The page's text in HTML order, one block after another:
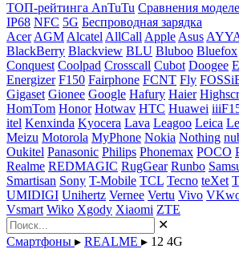
ТОП-рейтинга AnTuTu Сравнения
IP68 NFC 5G Беспроводная зарядка
Acer AGM Alcatel AllCall Apple Asus
BlackBerry Blackview BLU Bluboo Bluefox
Conquest Coolpad Crosscall Cubot Doogee
Energizer F150 Fairphone FCNT Fly
Gigaset Gionee Google Hafury Haier
HomTom Honor Hotwav HTC Huawei
itel Kenxinda Kyocera Lava Leagoo Leica
Meizu Motorola MyPhone Nokia Nothing
Oukitel Panasonic Philips Phonemax POCO
Realme REDMAGIC RugGear Runbo
Smartisan Sony T-Mobile TCL Tecno teXet
UMIDIGI Unihertz Vernee Vertu Vivo
Vsmart Wiko Xgody Xiaomi ZTE
✕
Смартфоны ▸ REALME ▸ 12 4G